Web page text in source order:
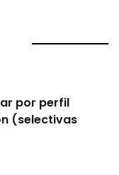
por perfil
(selectivas